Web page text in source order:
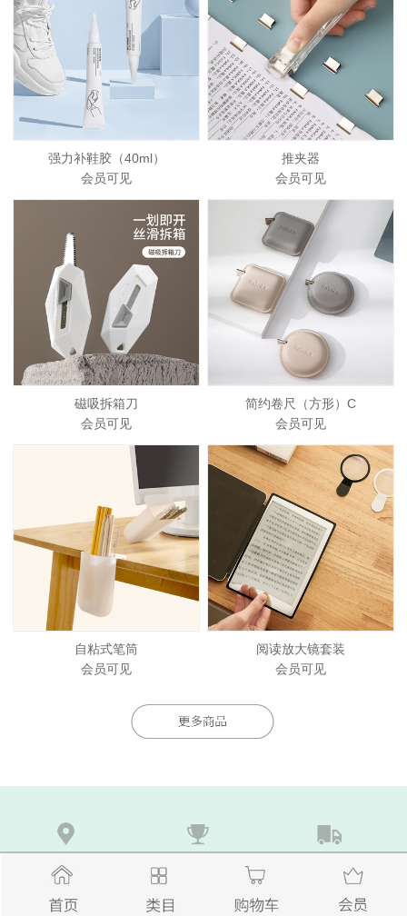
强力补鞋胶（40ml）
会员可见
推夹器
会员可见
磁吸拆箱刀
会员可见
简约卷尺（方形）C
会员可见
自粘式笔筒
会员可见
阅读放大镜套装
会员可见